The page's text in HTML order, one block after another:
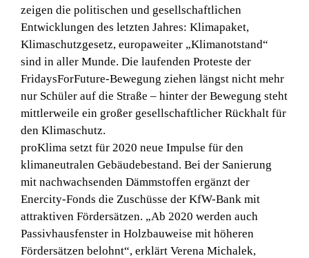
Suche
nach:
zeigen die politischen und gesellschaftlichen
Entwicklungen des letzten Jahres: Klimapaket,
Klimaschutzgesetz, europaweiter „Klimanotstand“
sind in aller Munde. Die laufenden Proteste der
FridaysForFuture-Bewegung ziehen längst nicht mehr
nur Schüler auf die Straße – hinter der Bewegung steht
mittlerweile ein großer gesellschaftlicher Rückhalt für
den Klimaschutz.
proKlima setzt für 2020 neue Impulse für den
klimaneutralen Gebäudebestand. Bei der Sanierung
mit nachwachsenden Dämmstoffen ergänzt der
Enercity-Fonds die Zuschüsse der KfW-Bank mit
attraktiven Fördersätzen. „Ab 2020 werden auch
Passivhausfenster in Holzbauweise mit höheren
Fördersätzen belohnt“, erklärt ­Verena Michalek,